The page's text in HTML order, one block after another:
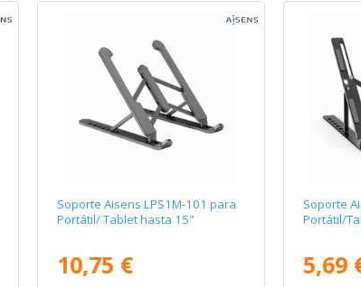
Soporte Aisens LPS1M-101 para
Portátil/ Tablet hasta 15"
10,75 €
Soporte
Portátil/
5,69